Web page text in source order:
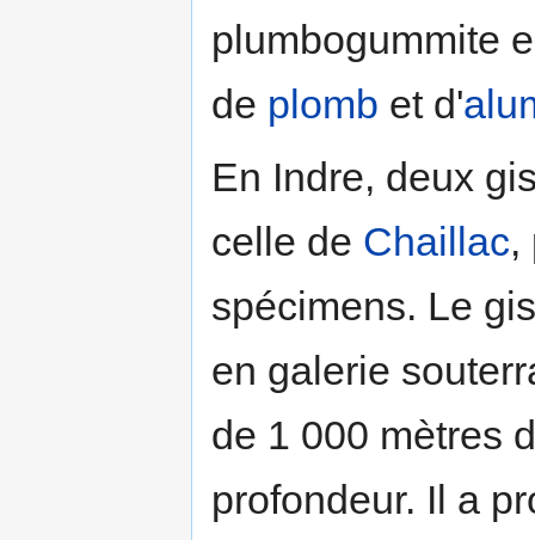
plumbogummite
de plomb et d'
En Indre, deux
celle de Chaillac,
spécimens. Le
en galerie
de 1 000 mètres
profondeur. Il a